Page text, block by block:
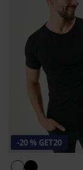
-20 % GET20